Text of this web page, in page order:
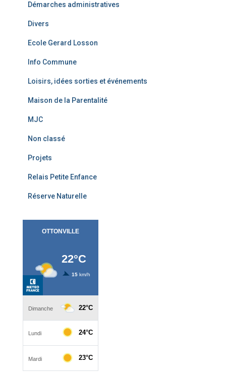
Démarches administratives
Divers
Ecole Gerard Losson
Info Commune
Loisirs, idées sorties et événements
Maison de la Parentalité
MJC
Non classé
Projets
Relais Petite Enfance
Réserve Naturelle